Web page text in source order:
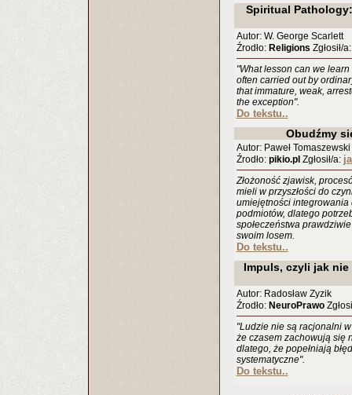
Spiritual
Autor: W. George Scarlett
Źrodło: Religions Zgłosił/
"What lesson can we
often carried out by
that immature, weak,
the exception".
Do tekstu..
Obudźmy
Autor: Paweł Tomaszewski
Źrodło: pikio.pl Zgłosił/a:
Złożoność zjawisk,
mieli w przyszłości do
umiejętności integrowania
podmiotów, dlatego
społeczeństwa
swoim losem.
Do tekstu..
Impuls, czyli jak nie
Autor: Radosław Zyzik
Źrodło: NeuroPrawo
"Ludzie nie są racjonalni
że czasem zachowują się
dlatego, że popełniają
systematyczne".
Do tekstu..